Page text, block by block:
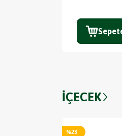
İÇECEK
%23